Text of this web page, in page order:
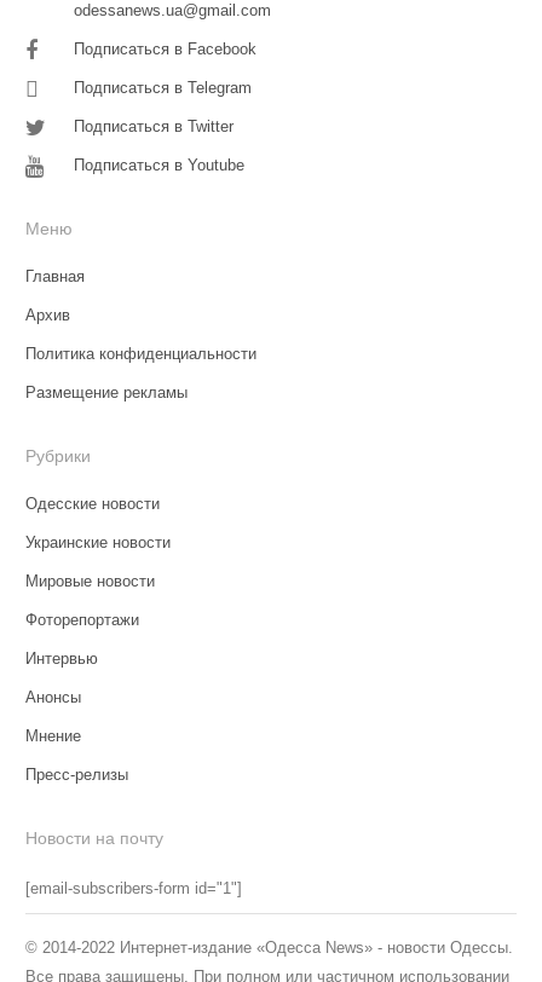
odessanews.ua@gmail.com
Подписаться в Facebook
Подписаться в Telegram
Подписаться в Twitter
Подписаться в Youtube
Меню
Главная
Архив
Политика конфиденциальности
Размещение рекламы
Рубрики
Одесские новости
Украинские новости
Мировые новости
Фоторепортажи
Интервью
Анонсы
Мнение
Пресс-релизы
Новости на почту
[email-subscribers-form id="1"]
© 2014-2022 Интернет-издание «Одесса News» - новости Одессы.
Все права защищены. При полном или частичном использовании